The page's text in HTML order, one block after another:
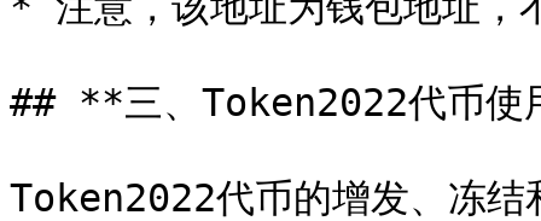
## **三、Token2022代币使
Token2022代币的增发、冻结